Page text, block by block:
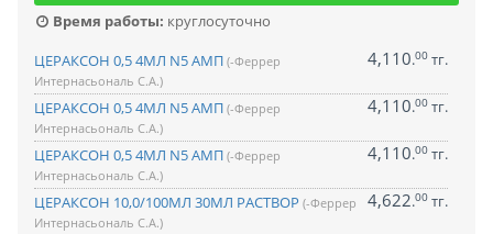
Время работы: круглосуточно
ЦЕРАКСОН 0,5 4МЛ N5 АМП (-Феррер
Интернасьональ С.А.)
4,110.00 тг.
ЦЕРАКСОН 0,5 4МЛ N5 АМП (-Феррер
Интернасьональ С.А.)
4,110.00 тг.
ЦЕРАКСОН 0,5 4МЛ N5 АМП (-Феррер
Интернасьональ С.А.)
4,110.00 тг.
ЦЕРАКСОН 10,0/100МЛ 30МЛ РАСТВОР (-Феррер
Интернасьональ С.А.)
4,622.00 тг.